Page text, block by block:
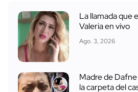
La llamada que
Valeria en vivo
Ago. 3, 2026
Madre de
la carpeta del